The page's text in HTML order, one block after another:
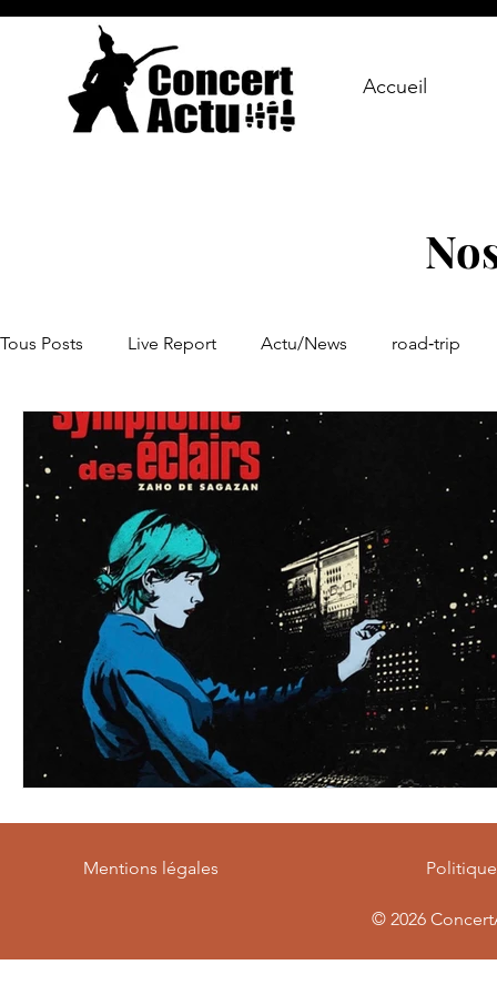
Accueil
Tous Posts Live Report Actu/News road‑trip
Mentions légales
© 2026